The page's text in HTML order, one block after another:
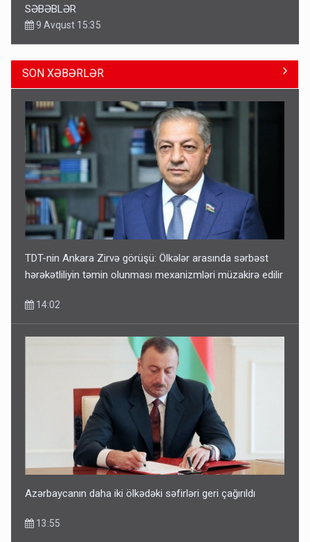
SƏBƏBLƏR
9 Avqust 15:35
Bu şəxslərin müavinəti LƏĞV EDİLƏCƏK
11:46
Corab satdığı deyilən qazi ilə bağlı - Daha bir açıqlama
SON XƏBƏRLƏR
TDT-nin Ankara Zirvə görüşü: Ölkələr arasında sərbəst
hərəkətliliyin təmin olunması mexanizmləri müzakirə edilir
14:02
Azərbaycanın daha iki ölkədəki səfirləri geri çağırıldı
13:55